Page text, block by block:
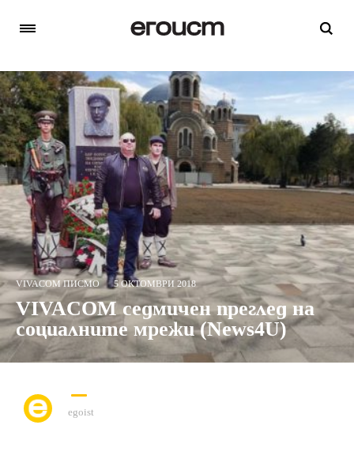
VIVACOM ПИСМО 5 ОКТОМВРИ 2018
VIVACOM седмичен преглед на
социалните мрежи (News4U)
egoist